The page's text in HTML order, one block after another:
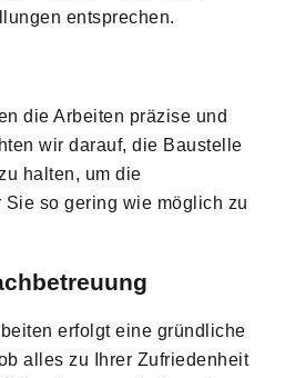
entsprechen.
die Arbeiten präzise und
wir darauf, die Baustelle
halten, um die
so gering wie möglich zu
erfolgt eine gründliche
alles zu Ihrer Zufriedenheit